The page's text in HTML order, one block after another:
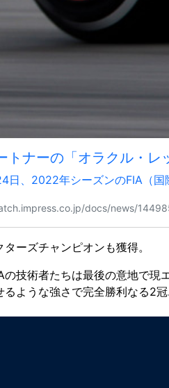
トナーの「オラクル・
日、2022年シーズンのFIA（
docs/news/
ーズチャンピオンも獲得。
の技術者たちは最後の意地で
るような強さで完全勝利なる2